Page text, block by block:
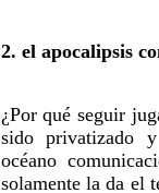
2. el apocalipsis
¿Por qué seguir
sido privatizado
océano
solamente la da el